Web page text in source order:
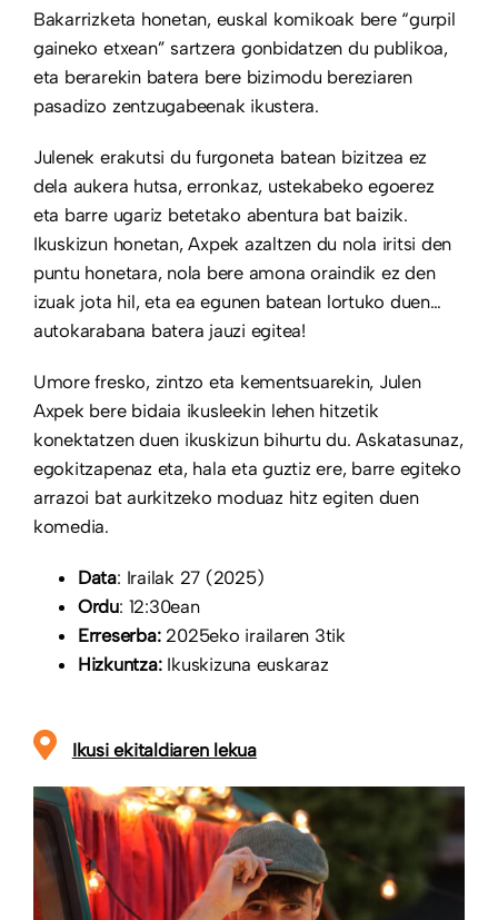
Bakarrizketa honetan, euskal komikoak bere “gurpil
gaineko etxean” sartzera gonbidatzen du publikoa,
eta berarekin batera bere bizimodu bereziaren
pasadizo zentzugabeenak ikustera.
Julenek erakutsi du furgoneta batean bizitzea ez
dela aukera hutsa, erronkaz, ustekabeko egoerez
eta barre ugariz betetako abentura bat baizik.
Ikuskizun honetan, Axpek azaltzen du nola iritsi den
puntu honetara, nola bere amona oraindik ez den
izuak jota hil, eta ea egunen batean lortuko duen…
autokarabana batera jauzi egitea!
Umore fresko, zintzo eta kementsuarekin, Julen
Axpek bere bidaia ikusleekin lehen hitzetik
konektatzen duen ikuskizun bihurtu du. Askatasunaz,
egokitzapenaz eta, hala eta guztiz ere, barre egiteko
arrazoi bat aurkitzeko moduaz hitz egiten duen
komedia.
Data: Irailak 27 (2025)
Ordu: 12:30ean
Erreserba:2025eko irailaren 3tik
Hizkuntza: Ikuskizuna euskaraz
Ikusi ekitaldiaren lekua